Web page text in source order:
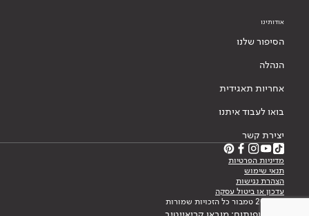
אודותינו
הסיפור שלנו
הנהלה
אחריות תאגידית
בואו לעבוד איתנו
יצירת קשר
מדיניות הפרטיות
תנאי שימוש
הצהרת נגישות
עדכון או ביטול עסקה
© 2026 טמבור כל הזכויות שמורות
עיצוב ופיתוח: מובאו קריאייטיב